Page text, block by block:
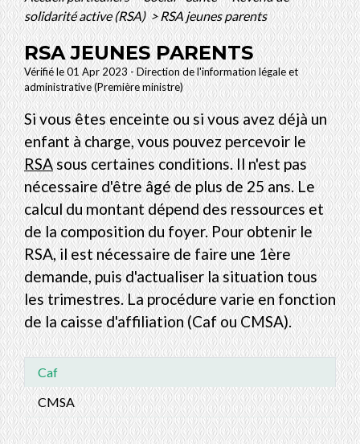
solidarité active (RSA) > RSA jeunes parents
RSA JEUNES PARENTS
Vérifié le 01 Apr 2023 - Direction de l'information légale et
administrative (Première ministre)
Si vous êtes enceinte ou si vous avez déjà un
enfant à charge, vous pouvez percevoir le
RSAsous certaines conditions. Il n'est pas
nécessaire d'être âgé de plus de 25 ans. Le
calcul du montant dépend des ressources et
de la composition du foyer. Pour obtenir le
RSA, il est nécessaire de faire une 1ère
demande, puis d'actualiser la situation tous
les trimestres. La procédure varie en fonction
de la caisse d'affiliation (Caf ou CMSA).
Caf
CMSA